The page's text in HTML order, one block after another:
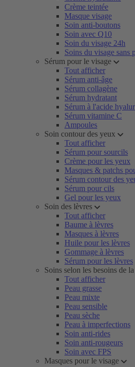
Crème teintée
Masque visage
Soin anti-boutons
Soin avec Q10
Soin du visage 24h
Soins du visage sans
Sérum pour le visage
Tout afficher
Sérum anti-âge
Sérum collagène
Sérum hydratant
Sérum à l'acide
Sérum vitamine C
Ampoules
Soin contour des yeux
Tout afficher
Sérum pour sourcils
Crème pour les yeux
Masques & patchs
Sérum contour des
Sérum pour cils
Gel pour les yeux
Soin des lèvres
Tout afficher
Baume à lèvres
Masques à lèvres
Huile pour les lèvres
Gommage à lèvres
Sérum pour les lèvres
Soins selon les besoins de
Tout afficher
Peau grasse
Peau mixte
Peau sensible
Peau sèche
Peau à imperfections
Soin anti-rides
Soin anti-rougeurs
Soin avec FPS
Masques pour le visage